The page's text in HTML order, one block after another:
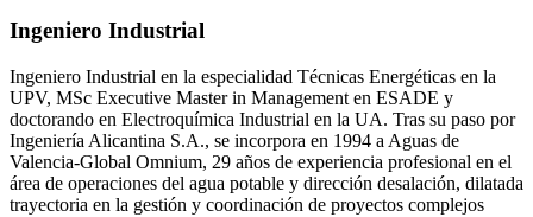
Ingeniero Industrial
Ingeniero Industrial en la especialidad Técnicas Energéticas en la
UPV, MSc Executive Master in Management en ESADE y
doctorando en Electroquímica Industrial en la UA. Tras su paso por
Ingeniería Alicantina S.A., se incorpora en 1994 a Aguas de
Valencia-Global Omnium, 29 años de experiencia profesional en el
área de operaciones del agua potable y dirección desalación, dilatada
trayectoria en la gestión y coordinación de proyectos complejos